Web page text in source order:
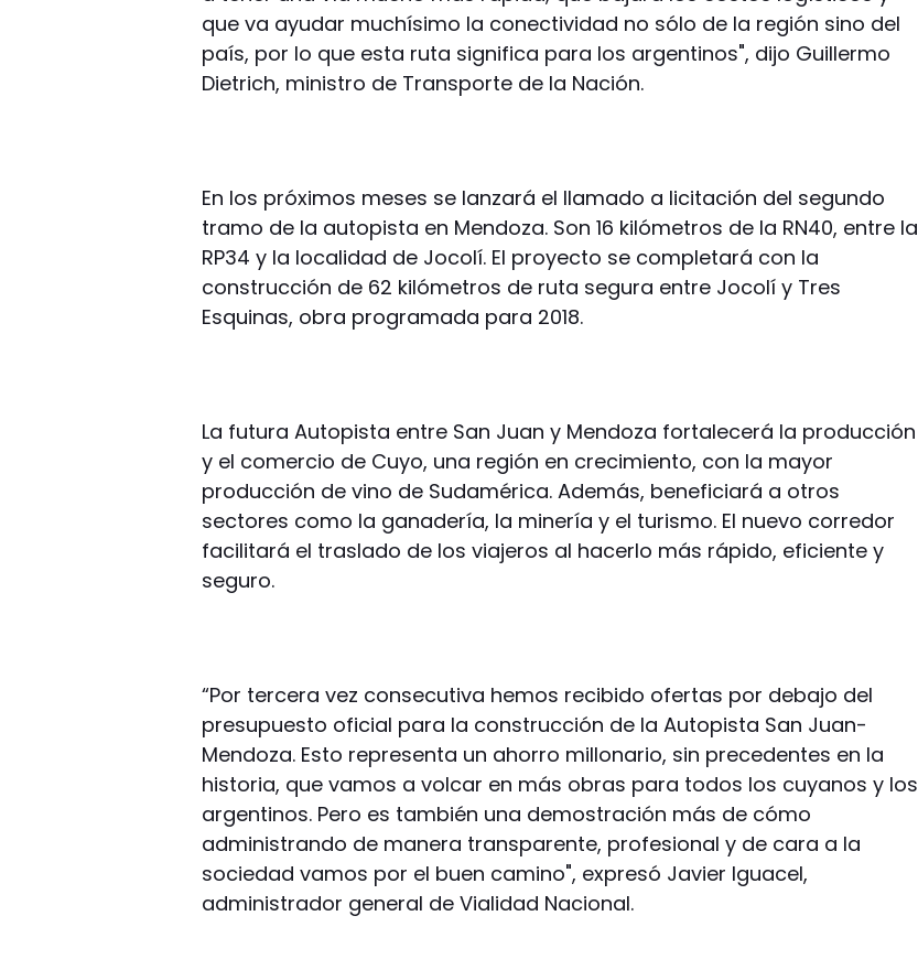
que va ayudar muchísimo la conectividad no sólo de la región sino del
país, por lo que esta ruta significa para los argentinos", dijo Guillermo
Dietrich, ministro de Transporte de la Nación.
En los próximos meses se lanzará el llamado a licitación del segundo
tramo de la autopista en Mendoza. Son 16 kilómetros de la RN40, entre la
RP34 y la localidad de Jocolí. El proyecto se completará con la
construcción de 62 kilómetros de ruta segura entre Jocolí y Tres
Esquinas, obra programada para 2018.
La futura Autopista entre San Juan y Mendoza fortalecerá la producción
y el comercio de Cuyo, una región en crecimiento, con la mayor
producción de vino de Sudamérica. Además, beneficiará a otros
sectores como la ganadería, la minería y el turismo. El nuevo corredor
facilitará el traslado de los viajeros al hacerlo más rápido, eficiente y
seguro.
“Por tercera vez consecutiva hemos recibido ofertas por debajo del
presupuesto oficial para la construcción de la Autopista San Juan-
Mendoza. Esto representa un ahorro millonario, sin precedentes en la
historia, que vamos a volcar en más obras para todos los cuyanos y los
argentinos. Pero es también una demostración más de cómo
administrando de manera transparente, profesional y de cara a la
sociedad vamos por el buen camino", expresó Javier Iguacel,
administrador general de Vialidad Nacional.